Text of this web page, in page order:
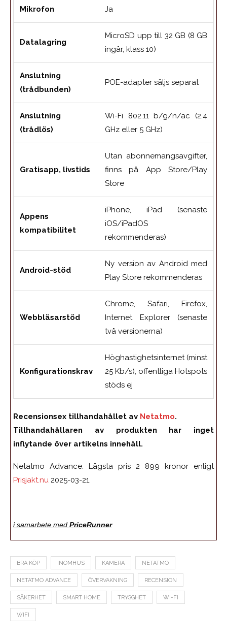
Mikrofon Ja
Datalagring
MicroSD upp till 32 GB (8 GB
ingår, klass 10)
Anslutning
(trådbunden)
POE-adapter säljs separat
Anslutning
(trådlös)
Wi-Fi 802.11 b/g/n/ac (2.4
GHz eller 5 GHz)
Gratisapp, livstids
Utan abonnemangsavgifter,
finns på App Store/Play
Store
Appens
kompatibilitet
iPhone, iPad (senaste
iOS/iPadOS
rekommenderas)
Android-stöd
Ny version av Android med
Play Store rekommenderas
Webbläsarstöd
Chrome, Safari, Firefox,
Internet Explorer (senaste
två versionerna)
Konfigurationskrav
Höghastighetsinternet (minst
25 Kb/s), offentliga Hotspots
stöds ej
Recensionsex tillhandahållet av Netatmo.
Tillhandahållaren av produkten har inget
inflytande över artikelns innehåll.
Netatmo Advance. Lägsta pris 2 899 kronor enligt
Prisjakt.nu 2025-03-21.
i samarbete med PriceRunner
BRA KÖP INOMHUS KAMERA NETATMO
NETATMO ADVANCE ÖVERVAKNING RECENSION
SÄKERHET SMART HOME TRYGGHET WI-FI
WIFI